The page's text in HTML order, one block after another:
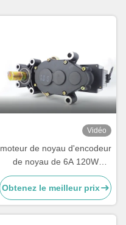
Vidéo
moteur de noyau d'encodeur
de noyau de 6A 120W
1500R/Min Car Parking
Barrier Mechanism
Obtenez le meilleur prix